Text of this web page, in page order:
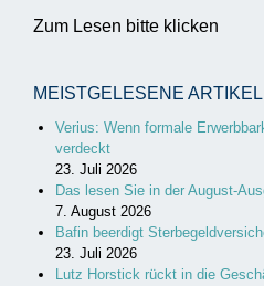
Zum Lesen bitte klicken
MEISTGELESENE ARTIKEL
Verius: Wenn formale
verdeckt
23. Juli 2026
Das lesen Sie in der August-
7. August 2026
Bafin beerdigt
23. Juli 2026
Lutz Horstick rückt in die